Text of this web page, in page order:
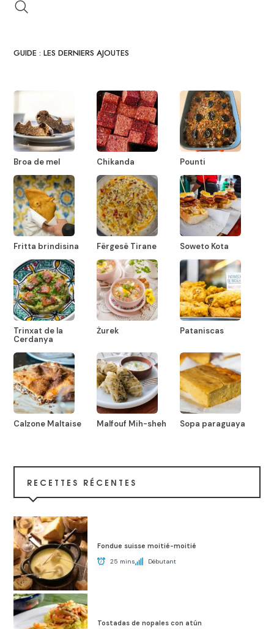
GUIDE : LES DERNIERS AJOUTES
Broa de mel Chikanda Pounti
Fritta brindisina Fërgesë Tirane Soweto Kota
Trinxat de la
Cerdanya
Żurek Pataniscas
Calzone Maltaise Malfouf Mih-sheh Sopa paraguaya
RECETTES RÉCENTES
Fondue suisse moitié-moitié
25 mins Débutant
Tostadas de nopales con atún